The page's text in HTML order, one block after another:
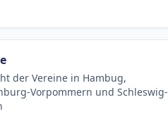
der Vereine in Hambug,
Vorpommern und Schleswig-